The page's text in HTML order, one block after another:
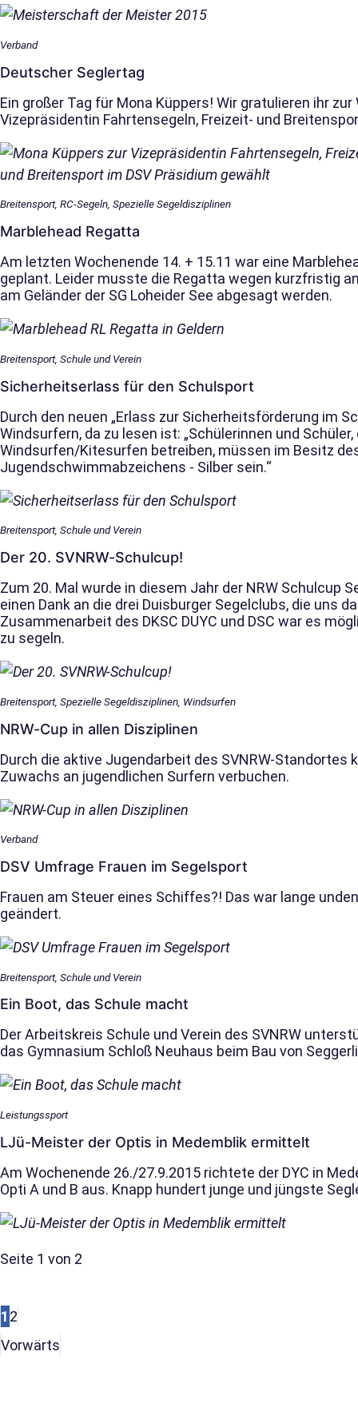
Verband
Deutscher Seglertag
Ein großer Tag für Mona Küppers! Wir gratulieren ihr zur
Vizepräsidentin Fahrtensegeln, Freizeit- und
Breitensport, RC-Segeln, Spezielle Segeldisziplinen
Marblehead Regatta
Am letzten Wochenende 14. + 15.11 war eine
geplant. Leider musste die Regatta wegen kurzfristig
am Geländer der SG Loheider See abgesagt werden.
Breitensport, Schule und Verein
Sicherheitserlass für den Schulsport
Durch den neuen „Erlass zur Sicherheitsförderung im
Windsurfern, da zu lesen ist: „Schülerinnen und
Windsurfen/Kitesurfen betreiben, müssen im Besitz
Jugendschwimmabzeichens - Silber sein.“
Breitensport, Schule und Verein
Der 20. SVNRW-Schulcup!
Zum 20. Mal wurde in diesem Jahr der NRW Schulcup
einen Dank an die drei Duisburger Segelclubs, die uns
Zusammenarbeit des DKSC DUYC und DSC war es
zu segeln.
Breitensport, Spezielle Segeldisziplinen, Windsurfen
NRW-Cup in allen Disziplinen
Durch die aktive Jugendarbeit des SVNRW-Standortes
Zuwachs an jugendlichen Surfern verbuchen.
Verband
DSV Umfrage Frauen im Segelsport
Frauen am Steuer eines Schiffes?! Das war lange
geändert.
Breitensport, Schule und Verein
Ein Boot, das Schule macht
Der Arbeitskreis Schule und Verein des SVNRW
das Gymnasium Schloß Neuhaus beim Bau von
Leistungssport
LJü-Meister der Optis in Medemblik ermittelt
Am Wochenende 26./27.9.2015 richtete der DYC in
Opti A und B aus. Knapp hundert junge und jüngste
Seite 1 von 2
1 2
Vorwärts